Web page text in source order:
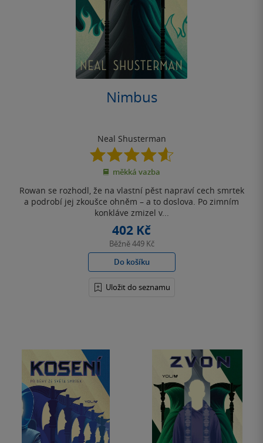
Nimbus
Neal Shusterman
4.6
z
5
měkká vazba
Rowan se rozhodl, že na vlastní pěst napraví cech smrtek
a podrobí jej zkoušce ohněm – a to doslova. Po zimním
konkláve zmizel v...
402 Kč
Běžně449 Kč
Do košíku
Uložit do seznamu